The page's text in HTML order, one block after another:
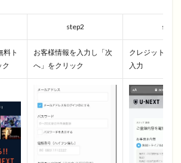
step2 step3
料ト
ク
お客様情報を入力し「次
へ」をクリック
クレジットカ
入力